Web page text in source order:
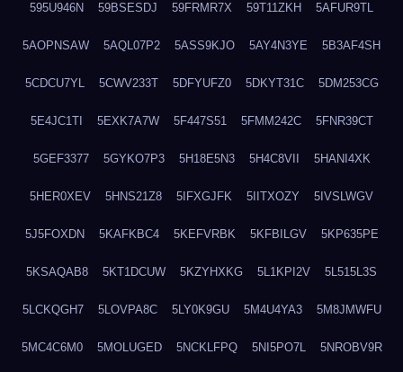
595U946N 59BSESDJ 59FRMR7X 59T11ZKH 5AFUR9TL
5AOPNSAW 5AQL07P2 5ASS9KJO 5AY4N3YE 5B3AF4SH
5CDCU7YL 5CWV233T 5DFYUFZ0 5DKYT31C 5DM253CG
5E4JC1TI 5EXK7A7W 5F447S51 5FMM242C 5FNR39CT
5GEF3377 5GYKO7P3 5H18E5N3 5H4C8VII 5HANI4XK
5HER0XEV 5HNS21Z8 5IFXGJFK 5IITXOZY 5IVSLWGV
5J5FOXDN 5KAFKBC4 5KEFVRBK 5KFBILGV 5KP635PE
5KSAQAB8 5KT1DCUW 5KZYHXKG 5L1KPI2V 5L515L3S
5LCKQGH7 5LOVPA8C 5LY0K9GU 5M4U4YA3 5M8JMWFU
5MC4C6M0 5MOLUGED 5NCKLFPQ 5NI5PO7L 5NROBV9R